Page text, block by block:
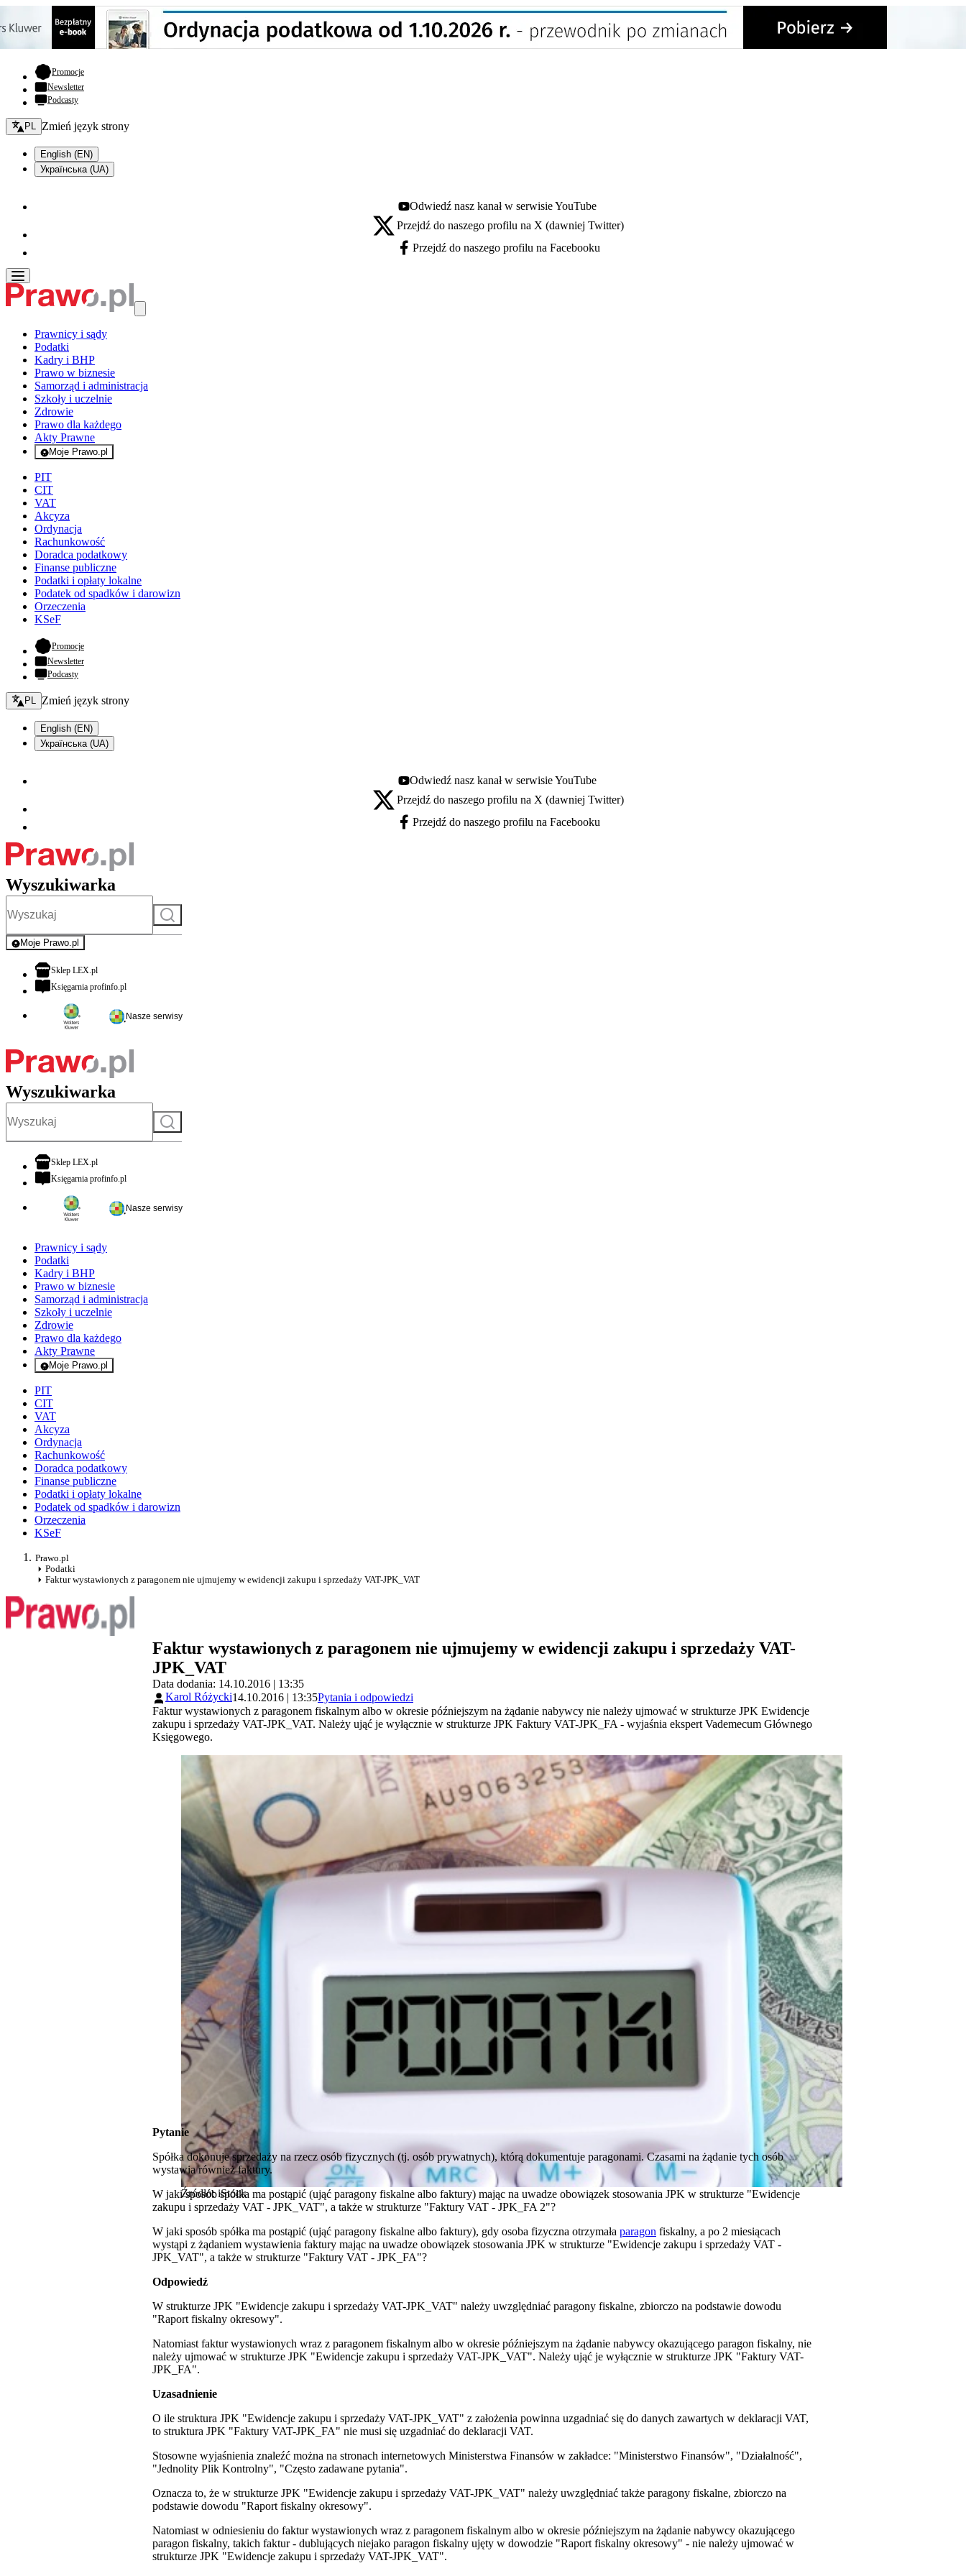
Promocje- otwiera się w nowej karcie
Newsletter
Podcasty
Zmień język - bieżący:
PL Zmień język strony
English (EN)
Українська (UA)
Youtube - otwiera się w nowej karcie
Odwiedź nasz kanał w serwisie YouTube
X - otwiera się w nowej karcie
Przejdź do naszego profilu na X (dawniej Twitter)
Facebook - otwiera się w nowej karcie
Przejdź do naszego profilu na Facebooku
Prawnicy i sądy
Podatki
Kadry i BHP
Prawo w biznesie
Samorząd i administracja
Szkoły i uczelnie
Zdrowie
Prawo dla każdego
Akty Prawne
Moje Prawo.pl
- rejestracja i logowanie do serwisu
PIT
CIT
VAT
Akcyza
Ordynacja
Rachunkowość
Doradca podatkowy
Finanse publiczne
Podatki i opłaty lokalne
Podatek od spadków i darowizn
Orzeczenia
KSeF
Promocje- otwiera się w nowej karcie
Newsletter
Podcasty
Zmień język - bieżący:
PL Zmień język strony
English (EN)
Українська (UA)
Youtube - otwiera się w nowej karcie
Odwiedź nasz kanał w serwisie YouTube
X - otwiera się w nowej karcie
Przejdź do naszego profilu na X (dawniej Twitter)
Facebook - otwiera się w nowej karcie
Przejdź do naszego profilu na Facebooku
Wyszukiwarka
Szukaj
Moje Prawo.pl
- rejestracja i logowanie do serwisu
Sklep LEX.plotwiera się w nowej karcie
Księgarnia profinfo.plotwiera się w nowej karcie
Nasze serwisy
Wyszukiwarka
Szukaj
Sklep LEX.plotwiera się w nowej karcie
Księgarnia profinfo.plotwiera się w nowej karcie
Nasze serwisy
Prawnicy i sądy
Podatki
Kadry i BHP
Prawo w biznesie
Samorząd i administracja
Szkoły i uczelnie
Zdrowie
Prawo dla każdego
Akty Prawne
Moje Prawo.pl
- rejestracja i logowanie do serwisu
PIT
CIT
VAT
Akcyza
Ordynacja
Rachunkowość
Doradca podatkowy
Finanse publiczne
Podatki i opłaty lokalne
Podatek od spadków i darowizn
Orzeczenia
KSeF
Prawo.pl
Podatki
Faktur wystawionych z paragonem nie ujmujemy w ewidencji zakupu i sprzedaży VAT-JPK_VAT
Faktur wystawionych z paragonem nie ujmujemy w ewidencji zakupu i sprzedaży VAT-
JPK_VAT
Data dodania: 14.10.2016 | 13:35
Karol Różycki14.10.2016 | 13:35Pytania i odpowiedzi
Faktur wystawionych z paragonem fiskalnym albo w okresie późniejszym na żądanie nabywcy nie należy ujmować w strukturze JPK Ewidencje
zakupu i sprzedaży VAT-JPK_VAT. Należy ująć je wyłącznie w strukturze JPK Faktury VAT-JPK_FA - wyjaśnia ekspert Vademecum Głównego
Księgowego.
Źródło: iStock
Pytanie
Spółka dokonuje sprzedaży na rzecz osób fizycznych (tj. osób prywatnych), którą dokumentuje paragonami. Czasami na żądanie tych osób
wystawia również faktury.
W jaki sposób spółka ma postąpić (ująć paragony fiskalne albo faktury) mając na uwadze obowiązek stosowania JPK w strukturze "Ewidencje
zakupu i sprzedaży VAT - JPK_VAT", a także w strukturze "Faktury VAT - JPK_FA 2"?
W jaki sposób spółka ma postąpić (ująć paragony fiskalne albo faktury), gdy osoba fizyczna otrzymała paragon fiskalny, a po 2 miesiącach
wystąpi z żądaniem wystawienia faktury mając na uwadze obowiązek stosowania JPK w strukturze "Ewidencje zakupu i sprzedaży VAT -
JPK_VAT", a także w strukturze "Faktury VAT - JPK_FA"?
Odpowiedź
W strukturze JPK "Ewidencje zakupu i sprzedaży VAT-JPK_VAT" należy uwzględniać paragony fiskalne, zbiorczo na podstawie dowodu
"Raport fiskalny okresowy".
Natomiast faktur wystawionych wraz z paragonem fiskalnym albo w okresie późniejszym na żądanie nabywcy okazującego paragon fiskalny, nie
należy ujmować w strukturze JPK "Ewidencje zakupu i sprzedaży VAT-JPK_VAT". Należy ująć je wyłącznie w strukturze JPK "Faktury VAT-
JPK_FA".
Uzasadnienie
O ile struktura JPK "Ewidencje zakupu i sprzedaży VAT-JPK_VAT" z założenia powinna uzgadniać się do danych zawartych w deklaracji VAT,
to struktura JPK "Faktury VAT-JPK_FA" nie musi się uzgadniać do deklaracji VAT.
Stosowne wyjaśnienia znaleźć można na stronach internetowych Ministerstwa Finansów w zakładce: "Ministerstwo Finansów", "Działalność",
"Jednolity Plik Kontrolny", "Często zadawane pytania".
Oznacza to, że w strukturze JPK "Ewidencje zakupu i sprzedaży VAT-JPK_VAT" należy uwzględniać także paragony fiskalne, zbiorczo na
podstawie dowodu "Raport fiskalny okresowy".
Natomiast w odniesieniu do faktur wystawionych wraz z paragonem fiskalnym albo w okresie późniejszym na żądanie nabywcy okazującego
paragon fiskalny, takich faktur - dublujących niejako paragon fiskalny ujęty w dowodzie "Raport fiskalny okresowy" - nie należy ujmować w
strukturze JPK "Ewidencje zakupu i sprzedaży VAT-JPK_VAT".